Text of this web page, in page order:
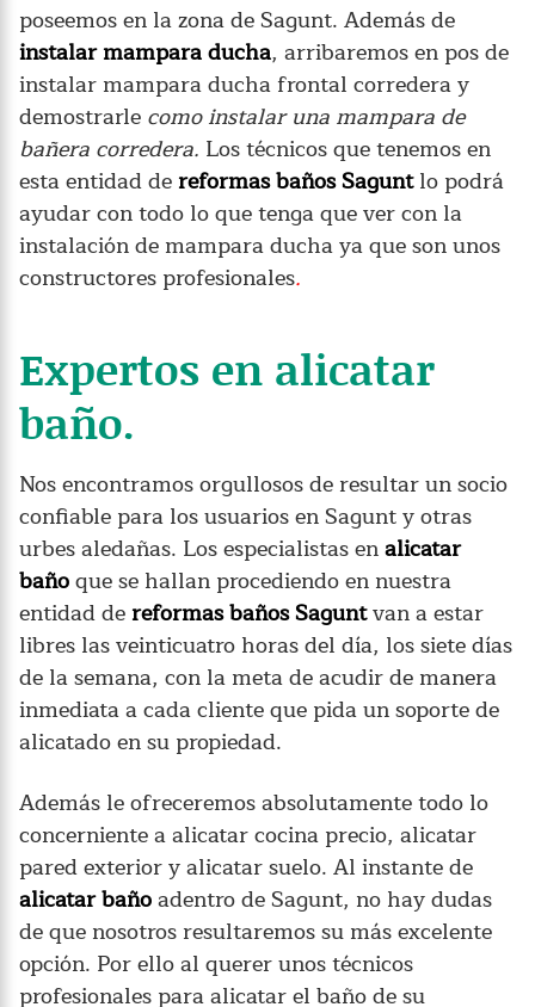
poseemos en la zona de Sagunt. Además de
instalar mampara ducha, arribaremos en pos de
instalar mampara ducha frontal corredera y
demostrarle como instalar una mampara de
bañera corredera. Los técnicos que tenemos en
esta entidad dereformas baños Saguntlo podrá
ayudar con todo lo que tenga que ver con la
instalación de mampara ducha ya que son unos
constructores profesionales.
Expertos en alicatar
baño.
Nos encontramos orgullosos de resultar un socio
confiable para los usuarios en Sagunt y otras
urbes aledañas. Los especialistas enalicatar
bañoque se hallan procediendo en nuestra
entidad dereformas baños Saguntvan a estar
libres las veinticuatro horas del día, los siete días
de la semana, con la meta de acudir de manera
inmediata a cada cliente que pida un soporte de
alicatado en su propiedad.
Además le ofreceremos absolutamente todo lo
concerniente a alicatar cocina precio, alicatar
pared exterior y alicatar suelo. Al instante de
alicatar bañoadentro de Sagunt, no hay dudas
de que nosotros resultaremos su más excelente
opción. Por ello al querer unos técnicos
profesionales para alicatar el baño de su